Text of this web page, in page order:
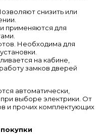
снизить или
применяются для
Необходима для
на кабине,
замков дверей
автоматически,
выборе электрики. От
и прочих комплектующих